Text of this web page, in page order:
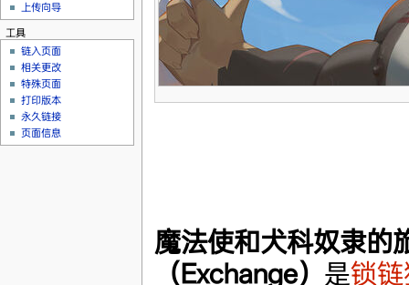
魔法使和犬科奴隶的
（Exchange） 是锁
上传向导
工具
链入页面
相关更改
特殊页面
打印版本
永久链接
页面信息